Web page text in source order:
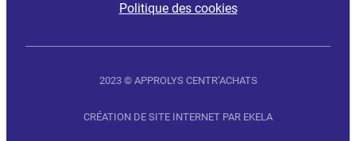
Politique des cookies
2023 © APPROLYS CENTR’ACHATS
CRÉATION DE SITE INTERNET PAR EKELA